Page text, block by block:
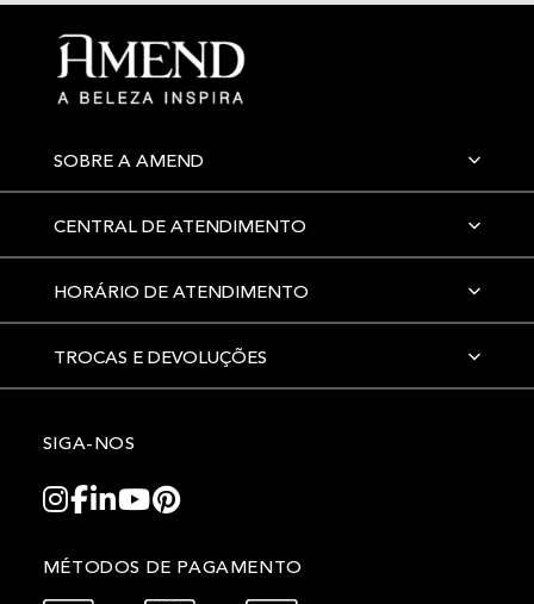
SOBRE A AMEND
CENTRAL DE ATENDIMENTO
HORÁRIO DE ATENDIMENTO
TROCAS E DEVOLUÇÕES
SIGA-NOS
MÉTODOS DE PAGAMENTO